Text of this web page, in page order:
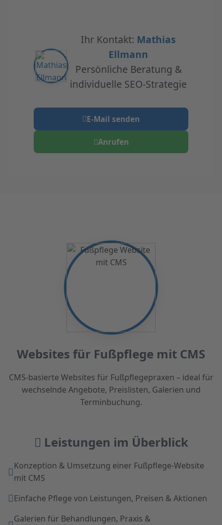
Ihr Kontakt: Mathias
Ellmann
Persönliche Beratung &
individuelle SEO-Strategie
E-Mail senden
Anrufen
Websites für Fußpflege mit CMS
CMS-basierte Websites für Fußpflegepraxen – ideal für
wechselnde Angebote, Preislisten, Galerien und
Terminbuchung.
Leistungen im Überblick
Konzeption & Umsetzung einer Fußpflege-Website
mit CMS
Einfache Pflege von Leistungen, Preisen & Aktionen
Galerien für Behandlungen, Praxis &